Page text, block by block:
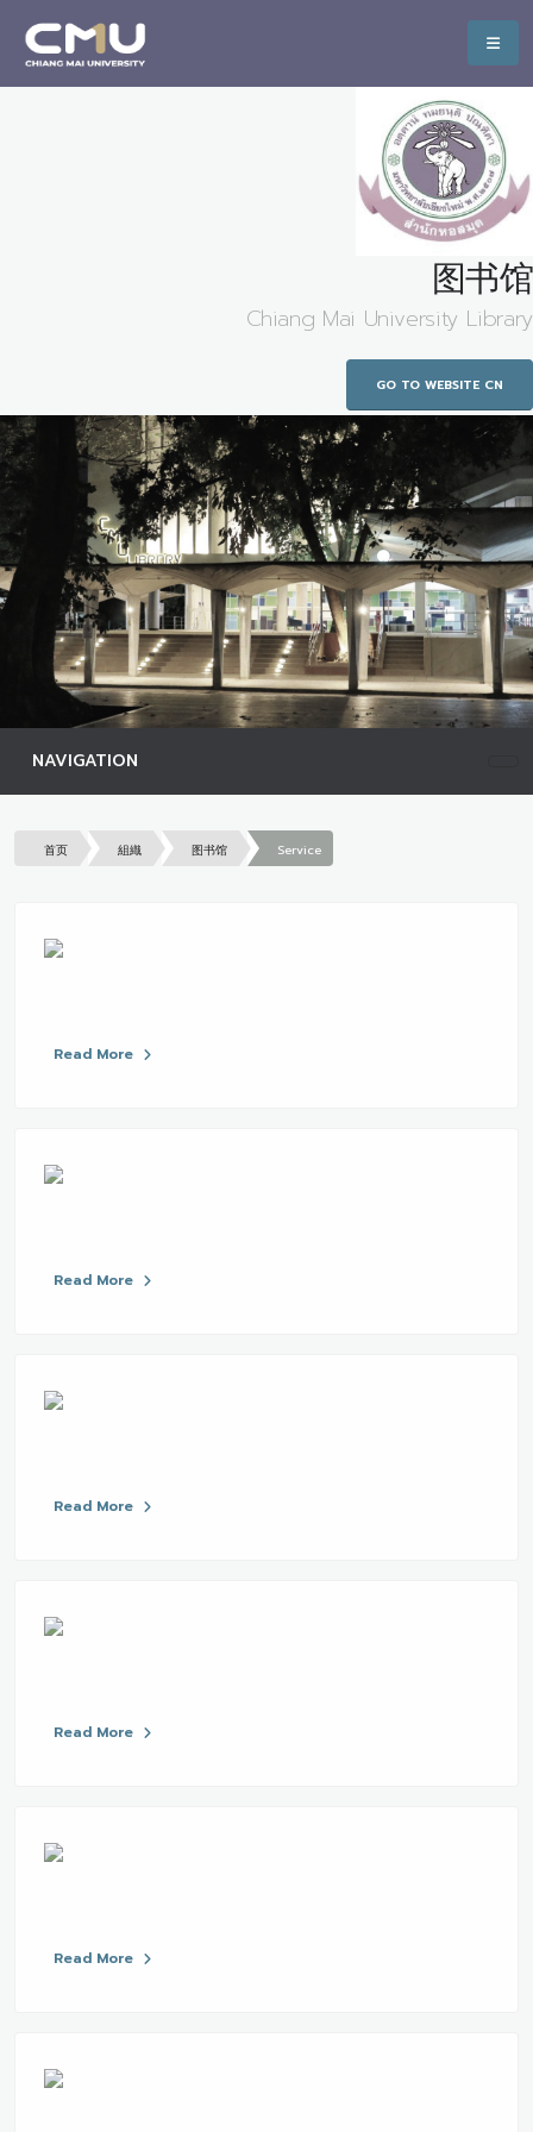
图书馆
Chiang Mai University Library
GO TO WEBSITE CN
NAVIGATION
首页 組織 图书馆 Service
Read More
Read More
Read More
Read More
Read More